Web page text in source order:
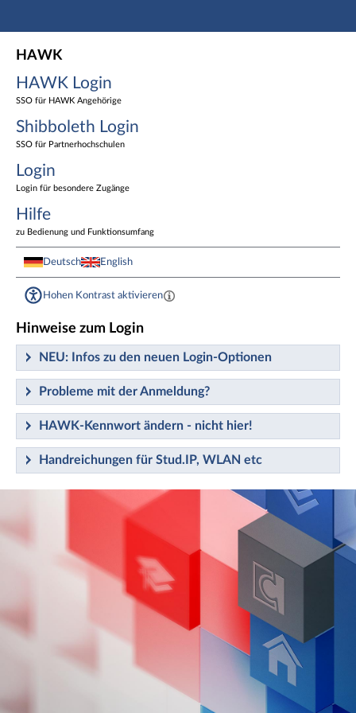
Hauptnavigation
HAWK
HAWK Login
SSO für HAWK Angehörige
Shibboleth Login
SSO für Partnerhochschulen
Login
Login für besondere Zugänge
Hilfe
zu Bedienung und Funktionsumfang
Deutsch English
Hohen Kontrast aktivieren
Hinweise zum Login
NEU: Infos zu den neuen Login-Optionen
Probleme mit der Anmeldung?
HAWK-Kennwort ändern - nicht hier!
Handreichungen für Stud.IP, WLAN etc